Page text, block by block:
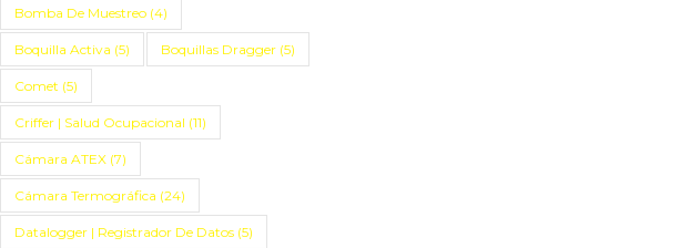
Bomba De Muestreo (4)
Boquilla Activa (5) Boquillas Dragger (5)
Comet (5)
Criffer | Salud Ocupacional (11)
Cámara ATEX (7)
Cámara Termográfica (24)
Datalogger | Registrador De Datos (5)